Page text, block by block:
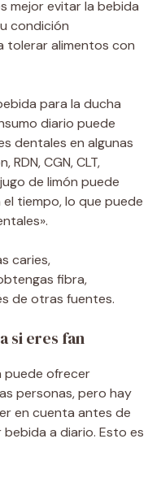
mejor evitar la bebida
condición
tolerar alimentos con
para la ducha
diario puede
dentales en algunas
CGN, CLT,
de limón puede
tiempo, lo que puede
caries,
fibra,
de otras fuentes.
si eres fan
puede ofrecer
personas, pero hay
en cuenta antes de
a diario. Esto es